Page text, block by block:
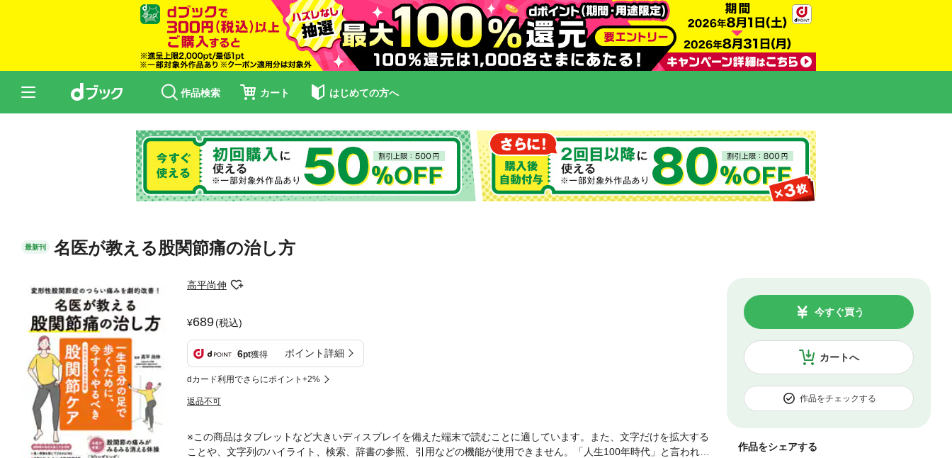
作品検索 カート はじめての方へ
最新刊 名医が教える股関節痛の治し方
高平尚伸
689(税込)
6pt獲得 ポイント詳細
dカード利用でさらにポイント+2%
返品不可
カートへ
今すぐ買う
作品をチェックする
作品をシェアする
※この商品はタブレットなど大きいディスプレイを備えた端末で読むことに適しています。また、文字だけを拡大する
ことや、文字列のハイライト、検索、辞書の参照、引用などの機能が使用できません。「人生100年時代」と言われる